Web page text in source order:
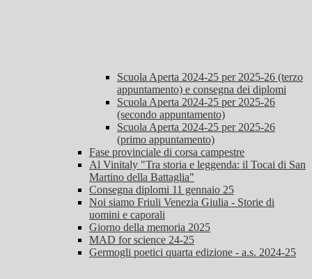
Scuola Aperta 2024-25 per 2025-26 (terzo
appuntamento) e consegna dei diplomi
Scuola Aperta 2024-25 per 2025-26
(secondo appuntamento)
Scuola Aperta 2024-25 per 2025-26
(primo appuntamento)
Fase provinciale di corsa campestre
Al Vinitaly "Tra storia e leggenda: il Tocai di San
Martino della Battaglia"
Consegna diplomi 11 gennaio 25
Noi siamo Friuli Venezia Giulia - Storie di
uomini e caporali
Giorno della memoria 2025
MAD for science 24-25
Germogli poetici quarta edizione - a.s. 2024-25